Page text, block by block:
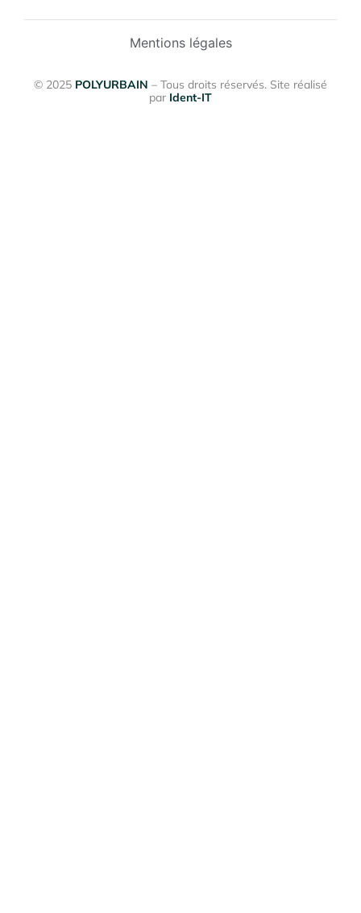
© 2025 POLYURBAIN – Tous droits réservés. Site réalisé
par Ident-IT
Mentions légales